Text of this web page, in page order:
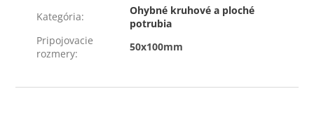
Kategória:
Ohybné kruhové a ploché
potrubia
Pripojovacie
rozmery:
50x100mm